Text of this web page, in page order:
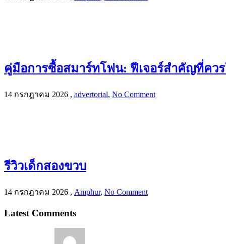
คู่มือการซื้อสมาร์ทโฟน: ฟีเจอร์สำคัญที่คว
14 กรกฎาคม 2026 , advertorial, No Comment
รีวิวเด็กสองขวบ
14 กรกฎาคม 2026 , Amphur, No Comment
Latest Comments